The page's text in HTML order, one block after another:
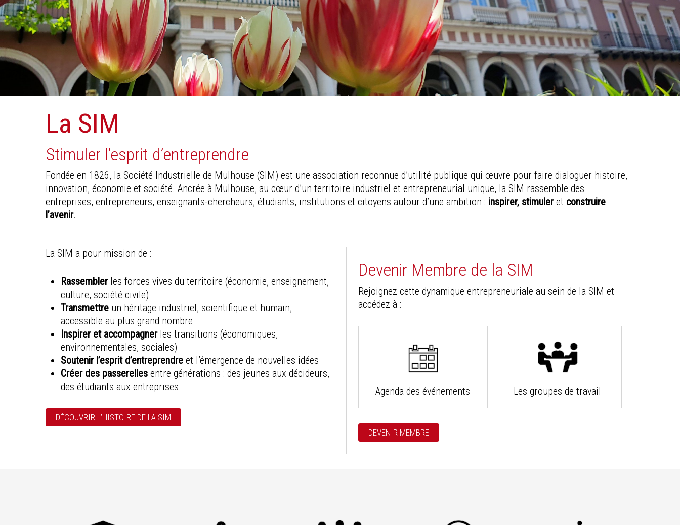
La SIM
Stimuler l’esprit d’entreprendre
Fondée en 1826, la Société Industrielle de Mulhouse (SIM) est une association reconnue d’utilité publique qui œuvre pour faire dialoguer histoire,
innovation, économie et société. Ancrée à Mulhouse, au cœur d’un territoire industriel et entrepreneurial unique, la SIM rassemble des
entreprises, entrepreneurs, enseignants-chercheurs, étudiants, institutions et citoyens autour d’une ambition : inspirer, stimuleret construire
l’avenir.
La SIM a pour mission de :
Rassemblerles forces vives du territoire (économie, enseignement,
culture, société civile)
Transmettre un héritage industriel, scientifique et humain,
accessible au plus grand nombre
Inspirer et accompagnerles transitions (économiques,
environnementales, sociales)
Soutenir l’esprit d’entreprendre et l’émergence de nouvelles idées
Créer des passerelles entre générations : des jeunes aux décideurs,
des étudiants aux entreprises
DÉCOUVRIR L’HISTOIRE DE LA SIM
Devenir Membre de la SIM
Rejoignez cette dynamique entrepreneuriale au sein de la SIM et
accédez à :
Agenda des événements Les groupes de travail
DEVENIR MEMBRE